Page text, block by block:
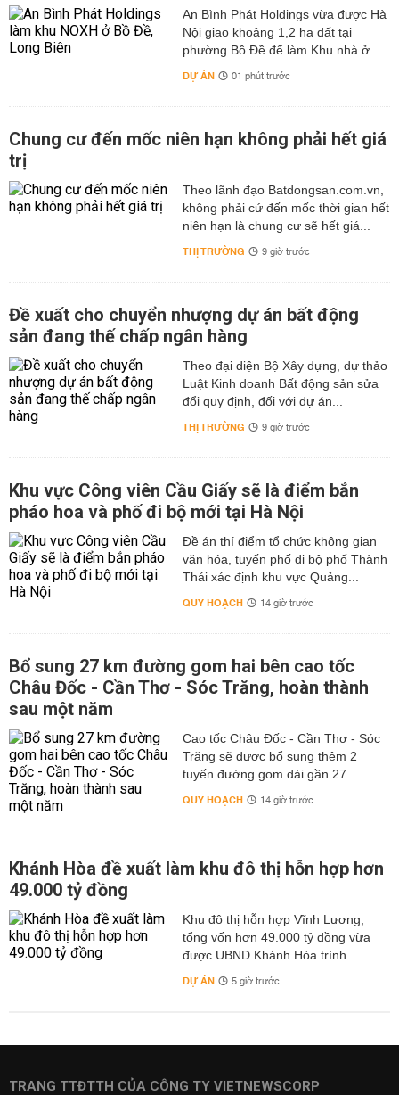
An Bình Phát Holdings vừa được Hà
Nội giao khoảng 1,2 ha đất tại
phường Bồ Đề để làm Khu nhà ở...
DỰ ÁN 01 phút trước
Chung cư đến mốc niên hạn không phải hết giá
trị
Theo lãnh đạo Batdongsan.com.vn,
không phải cứ đến mốc thời gian hết
niên hạn là chung cư sẽ hết giá...
THỊ TRƯỜNG 9 giờ trước
Đề xuất cho chuyển nhượng dự án bất động
sản đang thế chấp ngân hàng
Theo đại diện Bộ Xây dựng, dự thảo
Luật Kinh doanh Bất động sản sửa
đổi quy định, đối với dự án...
THỊ TRƯỜNG 9 giờ trước
Khu vực Công viên Cầu Giấy sẽ là điểm bắn
pháo hoa và phố đi bộ mới tại Hà Nội
Đề án thí điểm tổ chức không gian
văn hóa, tuyến phố đi bộ phố Thành
Thái xác định khu vực Quảng...
QUY HOẠCH 14 giờ trước
Bổ sung 27 km đường gom hai bên cao tốc
Châu Đốc - Cần Thơ - Sóc Trăng, hoàn thành
sau một năm
Cao tốc Châu Đốc - Cần Thơ - Sóc
Trăng sẽ được bổ sung thêm 2
tuyến đường gom dài gần 27...
QUY HOẠCH 14 giờ trước
Khánh Hòa đề xuất làm khu đô thị hỗn hợp hơn
49.000 tỷ đồng
Khu đô thị hỗn hợp Vĩnh Lương,
tổng vốn hơn 49.000 tỷ đồng vừa
được UBND Khánh Hòa trình...
DỰ ÁN 5 giờ trước
TRANG TTĐTTH CỦA CÔNG TY VIETNEWSCORP